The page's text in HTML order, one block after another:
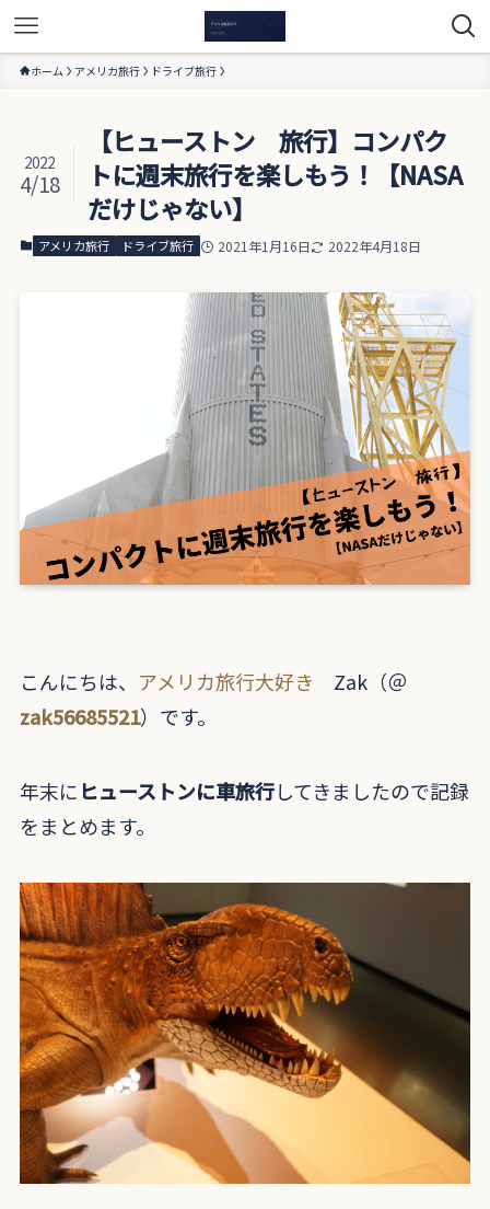
ホーム アメリカ旅行 ドライブ旅行
【ヒューストン 旅行】コンパク
トに週末旅行を楽しもう！【NASA
だけじゃない】
2022
4/18
アメリカ旅行 ドライブ旅行 2021年1月16日 2022年4月18日
こんにちは、 アメリカ旅行大好き Zak（＠
zak56685521）です。
年末にヒューストンに車旅行してきましたので記録
をまとめます。